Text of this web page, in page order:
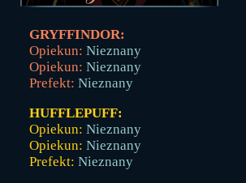
GRYFFINDOR:
Opiekun: Nieznany
Opiekun: Nieznany
Prefekt: Nieznany
HUFFLEPUFF:
Opiekun: Nieznany
Opiekun: Nieznany
Prefekt: Nieznany